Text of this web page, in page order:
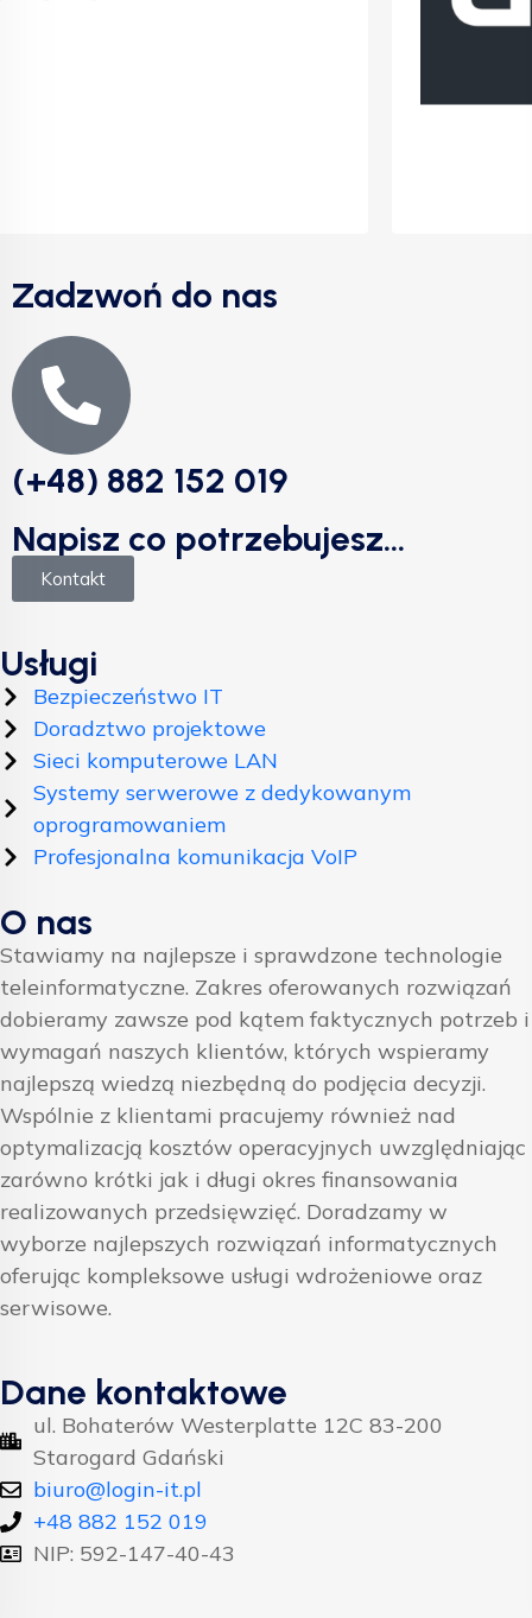
Zadzwoń do nas
(+48) 882 152 019
Napisz co potrzebujesz...
Kontakt
Usługi
Bezpieczeństwo IT
Doradztwo projektowe
Sieci komputerowe LAN
Systemy serwerowe z dedykowanym
oprogramowaniem
Profesjonalna komunikacja VoIP
O nas
Stawiamy na najlepsze i sprawdzone technologie
teleinformatyczne. Zakres oferowanych rozwiązań
dobieramy zawsze pod kątem faktycznych potrzeb i
wymagań naszych klientów, których wspieramy
najlepszą wiedzą niezbędną do podjęcia decyzji.
Wspólnie z klientami pracujemy również nad
optymalizacją kosztów operacyjnych uwzględniając
zarówno krótki jak i długi okres finansowania
realizowanych przedsięwzięć. Doradzamy w
wyborze najlepszych rozwiązań informatycznych
oferując kompleksowe usługi wdrożeniowe oraz
serwisowe.
Dane kontaktowe
ul. Bohaterów Westerplatte 12C 83-200
Starogard Gdański
biuro@login-it.pl
+48 882 152 019
NIP: 592-147-40-43